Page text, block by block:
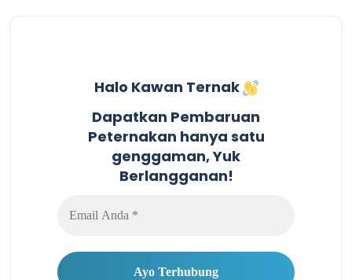
Halo Kawan Ternak
Dapatkan Pembaruan
Peternakan hanya satu
genggaman, Yuk
Berlangganan!